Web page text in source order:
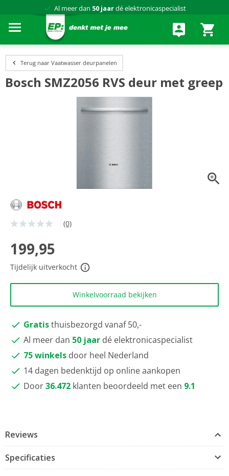
Al meer dan 50 jaardé elektronicaspecialist
Terug naar Vaatwasser deurpanelen
Bosch SMZ2056 RVS deur met greep
Geen
Dezelfde
paginalink.
(0)
199,95
Tijdelijk uitverkocht
Winkelvoorraad bekijken
Gratisthuisbezorgd vanaf 50,-
Al meer dan 50 jaar dé elektronicaspecialist
75 winkels door heel Nederland
14 dagen bedenktijd op online aankopen
Door36.472 klanten beoordeeld met een 9.1
Reviews
Specificaties